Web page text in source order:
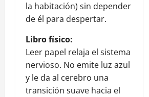
la habitación) sin depender
de él para despertar.
Libro físico:
Leer papel relaja el sistema
nervioso. No emite luz azul
y le da al cerebro una
transición suave hacia el